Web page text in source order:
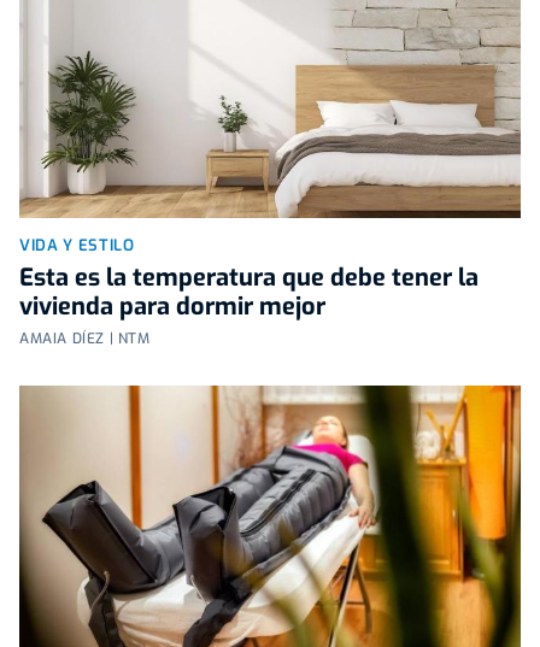
VIDA Y ESTILO
Esta es la temperatura que debe tener la
vivienda para dormir mejor
AMAIA DÍEZ | NTM